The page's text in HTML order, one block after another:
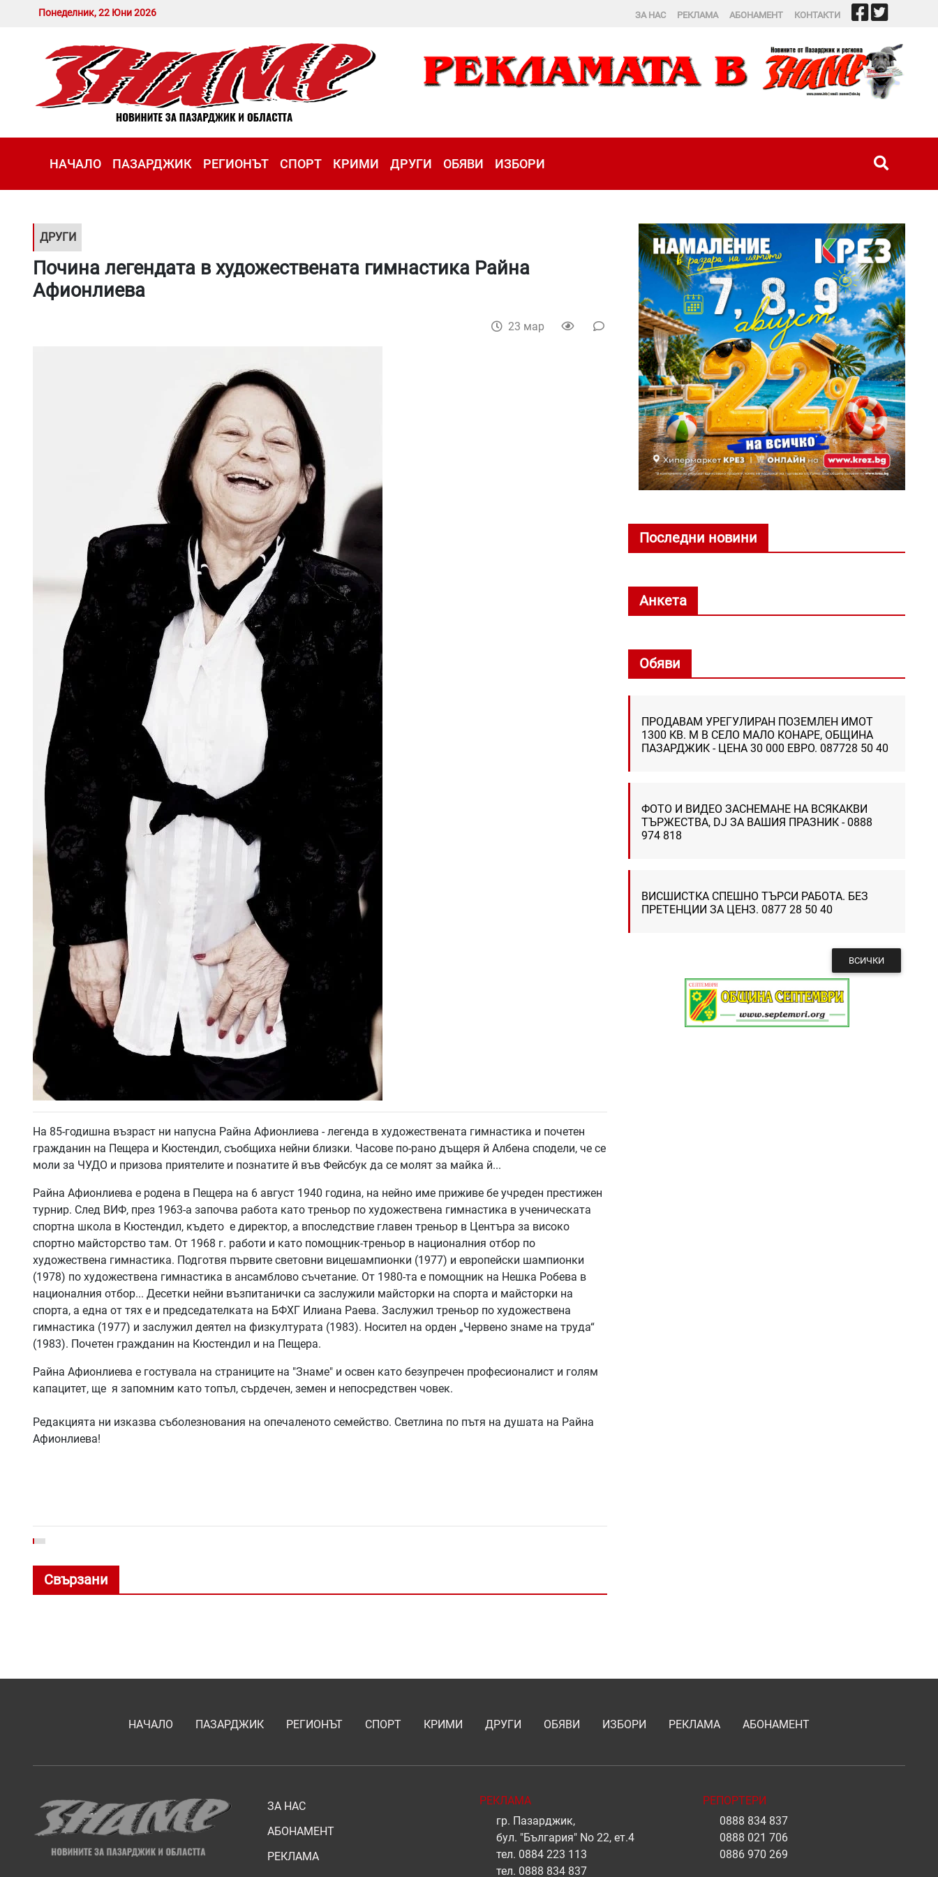
Понеделник, 22 Юни 2026 ЗА НАС РЕКЛАМА АБОНАМЕНТ КОНТАКТИ
НАЧАЛО ПАЗАРДЖИК РЕГИОНЪТ СПОРТ КРИМИ ДРУГИ ОБЯВИ ИЗБОРИ
ДРУГИ
Почина легендата в художествената гимнастика Райна
Афионлиева
23 мар
На 85-годишна възраст ни напусна Райна Афионлиева - легенда в художествената гимнастика и почетен
гражданин на Пещера и Кюстендил, съобщиха нейни близки. Часове по-рано дъщеря й Албена сподели, че се
моли за ЧУДО и призова приятелите и познатите й във Фейсбук да се молят за майка й...
Райна Афионлиева е родена в Пещера на 6 август 1940 година, на нейно име приживе бе учреден престижен
турнир. След ВИФ, през 1963-а започва работа като треньор по художествена гимнастика в ученическата
спортна школа в Кюстендил, където е директор, а впоследствие главен треньор в Центъра за високо
спортно майсторство там. От 1968 г. работи и като помощник-треньор в националния отбор по
художествена гимнастика. Подготвя първите световни вицешампионки (1977) и европейски шампионки
(1978) по художествена гимнастика в ансамблово съчетание. От 1980-та е помощник на Нешка Робева в
националния отбор... Десетки нейни възпитанички са заслужили майсторки на спорта и майсторки на
спорта, а една от тях е и председателката на БФХГ Илиана Раева. Заслужил треньор по художествена
гимнастика (1977) и заслужил деятел на физкултурата (1983). Носител на орден „Червено знаме на труда“
(1983). Почетен гражданин на Кюстендил и на Пещера.
Райна Афионлиева е гостувала на страниците на "Знаме" и освен като безупречен професионалист и голям
капацитет, ще я запомним като топъл, сърдечен, земен и непосредствен човек.
Редакцията ни изказва съболезнования на опечаленото семейство. Светлина по пътя на душата на Райна
Афионлиева!
Свързани
Последни новини
Анкета
Обяви
ПРОДАВАМ УРЕГУЛИРАН ПОЗЕМЛЕН ИМОТ
1300 КВ. М В СЕЛО МАЛО КОНАРЕ, ОБЩИНА
ПАЗАРДЖИК - ЦЕНА 30 000 ЕВРО. 087728 50 40
ФОТО И ВИДЕО ЗАСНЕМАНЕ НА ВСЯКАКВИ
ТЪРЖЕСТВА, DJ ЗА ВАШИЯ ПРАЗНИК - 0888
974 818
ВИСШИСТКА СПЕШНО ТЪРСИ РАБОТА. БЕЗ
ПРЕТЕНЦИИ ЗА ЦЕНЗ. 0877 28 50 40
ВСИЧКИ
НАЧАЛО ПАЗАРДЖИК РЕГИОНЪТ СПОРТ КРИМИ ДРУГИ ОБЯВИ ИЗБОРИ РЕКЛАМА АБОНАМЕНТ
ЗА НАС
АБОНАМЕНТ
РЕКЛАМА
РЕКЛАМА
гр. Пазарджик,
бул. "България" No 22, ет.4
тел. 0884 223 113
тел. 0888 834 837
РЕПОРТЕРИ
0888 834 837
0888 021 706
0886 970 269